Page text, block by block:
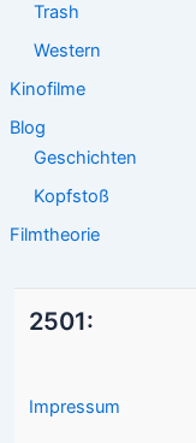
Trash
Western
Kinofilme
Blog
Geschichten
Kopfstoß
Filmtheorie
2501:
Impressum